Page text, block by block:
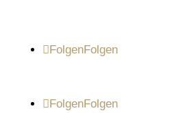
FolgenFolgen
FolgenFolgen